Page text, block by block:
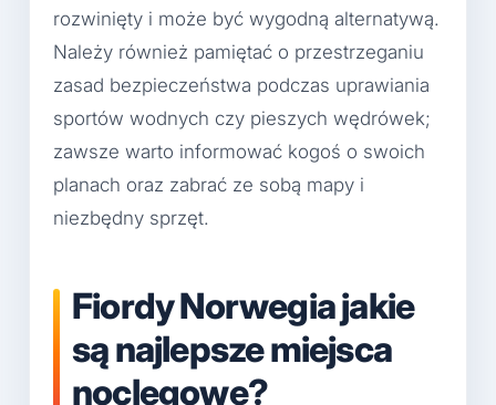
rozwinięty i może być wygodną alternatywą.
Należy również pamiętać o przestrzeganiu
zasad bezpieczeństwa podczas uprawiania
sportów wodnych czy pieszych wędrówek;
zawsze warto informować kogoś o swoich
planach oraz zabrać ze sobą mapy i
niezbędny sprzęt.
Fiordy Norwegia jakie
są najlepsze miejsca
noclegowe?